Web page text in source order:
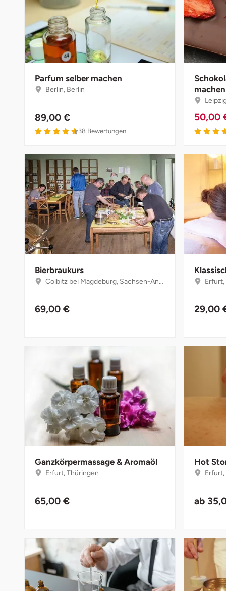
Parfum selber machen
Berlin, Berlin
89,00 €
38 Bewertungen
50,00
Bierbraukurs
Colbitz bei Magdeburg, Sachsen-Anhalt
69,00 € 29,00
Ganzkörpermassage & Aromaöl
Erfurt, Thüringen
65,00 €
Hot
ab
Bruchköbel
Bruchsal
Burghausen
Coburg
Cottbus
Darmstadt
Deggendorf
Dessau
Dietzenbach
Düsseldorf
Flensburg
Frankfurt am Main
Münster
Nürnberg
Oberlausitz
Strausberg (Berlin/Brandenburg)
Sömmerda
Weimar
sächsische Schweiz
Sangerhausen
Sonneberg
Witterda